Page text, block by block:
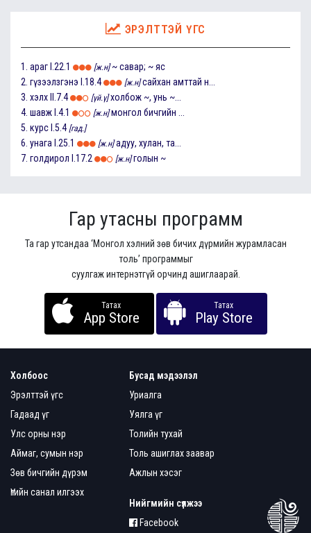
ЭРЭЛТТЭЙ ҮГС
1. араг I.22.1 [ж.н] ~ савар; ~ яс
2. гүзээлзгэнэ I.18.4 [ж.н] сайхан амттай н...
3. хэлх II.7.4 [үй.ү] холбож ~, унь ~...
4. шавж I.4.1 [ж.н] монгол бичгийн ...
5. курс I.5.4 [гад.]
6. унага I.25.1 [ж.н] адуу, хулан, та...
7. голдирол I.17.2 [ж.н] голын ~
Гар утасны программ
Та гар утсандаа ‘Монгол хэлний зөв бичих дүрмийн журамласан
толь’ программыг
суулгаж интернэтгүй орчинд ашиглаарай.
Татах
App Store
Татах
Play Store
Холбоос
Эрэлттэй үгс
Гадаад үг
Улс орны нэр
Аймаг, сумын нэр
Зөв бичгийн дүрэм
Үгийн санал илгээх
Бусад мэдээлэл
Уриалга
Уялга үг
Толийн тухай
Толь ашиглах заавар
Ажлын хэсэг
Нийгмийн сүлжээ
Facebook